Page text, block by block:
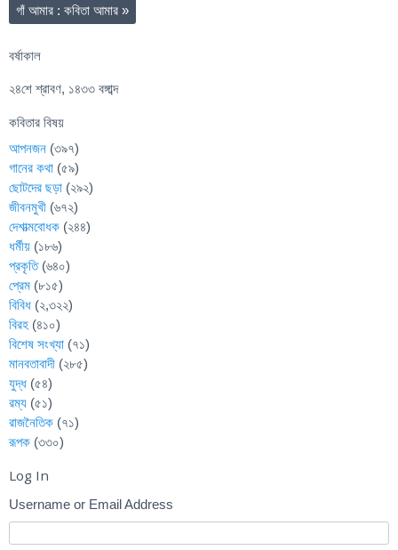
গাঁ আমার : কবিতা আমার »
বর্ষাকাল
২৪শে শ্রাবণ, ১৪৩৩ বঙ্গাব্দ
কবিতার বিষয়
আপনজন (৩৯৭)
গানের কথা (৫৯)
ছোটদের ছড়া (২৯২)
জীবনমুখী (৬৭২)
দেশাত্মবোধক (২৪৪)
ধর্মীয় (১৮৬)
প্রকৃতি(৬৪০)
প্রেম (৮১৫)
বিবিধ (২,৩২২)
বিরহ (৪১০)
বিশেষ সংখ্যা (৭১)
মানবতাবাদী (২৮৫)
যুদ্ধ (৫৪)
রম্য (৫১)
রাজনৈতিক (৭১)
রূপক (৩৩০)
Log In
Username or Email Address